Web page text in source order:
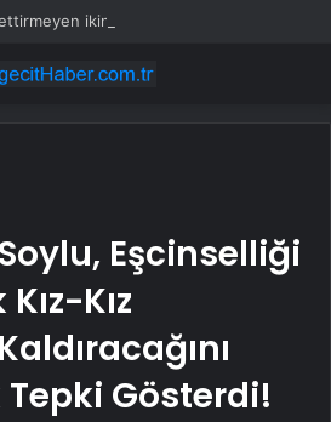
ikinci el araçlar
Eşcinselliği
Kız
Gösterdi!